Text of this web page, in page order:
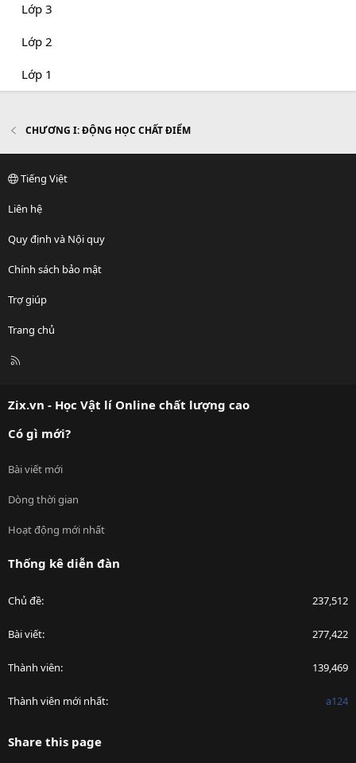
Lớp 3
Lớp 2
Lớp 1
CHƯƠNG I: ĐỘNG HỌC CHẤT ĐIỂM
Tiếng Việt
Liên hệ
Quy định và Nội quy
Chính sách bảo mật
Trợ giúp
Trang chủ
R
Zix.vn - Học Vật lí Online chất lượng cao
Có gì mới?
Bài viết mới
Dòng thời gian
Hoạt động mới nhất
Thống kê diễn đàn
Chủ đề 237,512
Bài viết 277,422
Thành viên 139,469
Thành viên mới nhất a124
Share this page